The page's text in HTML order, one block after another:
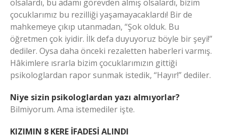
olsalardı, bu adamı görevden almış olsalardı, bizim
çocuklarımız bu rezilliği yaşamayacaklardı! Bir de
mahkemeye çıkıp utanmadan, “Şok olduk. Bu
öğretmen çok iyidir. İlk defa duyuyoruz böyle bir şeyi!”
dediler. Oysa daha önceki rezaletten haberleri varmış.
Hâkimlere ısrarla bizim çocuklarımızın gittiği
psikologlardan rapor sunmak istedik, “Hayır!” dediler.
Niye sizin psikologlardan yazı almıyorlar?
Bilmiyorum. Ama istemediler işte.
KIZIMIN 8 KERE İFADESİ ALINDI